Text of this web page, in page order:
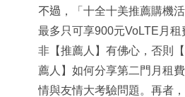
不過 ，「十全十美推薦購機
最多只可享900元VoLTE月
非【推薦人】有佛心，否則
薦人】如何分享第二門月租
情與友情大考驗問題。再者